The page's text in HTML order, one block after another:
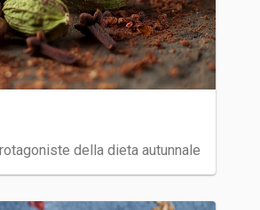
della dieta autunnale